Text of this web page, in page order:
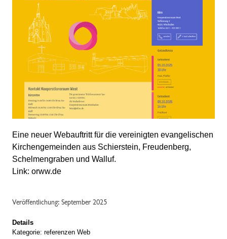
Eine neuer Webauftritt für die vereinigten evangelischen
Kirchengemeinden aus Schierstein, Freudenberg,
Schelmengraben und Walluf.
Link:orww.de
Veröffentlichung: September 2025
Details
Kategorie:referenzen Web